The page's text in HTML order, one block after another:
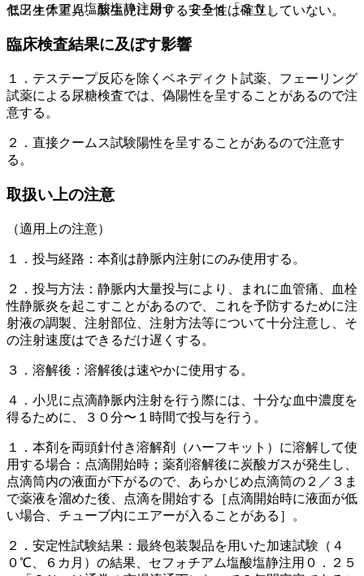
セフォチアム塩酸塩静注用０．２５ｇ「ＳＮ」
低出生体重児、新生児に対する安全性は確立していない。
臨床検査結果に及ぼす影響
１．テステープ反応を除くベネディクト試薬、フェーリング
試薬による尿糖検査では、偽陽性を呈することがあるので注
意する。
２．直接クームス試験陽性を呈することがあるので注意す
る。
取扱い上の注意
（適用上の注意）
１．投与経路：本剤は静脈内注射にのみ使用する。
２．投与方法：静脈内大量投与により、まれに血管痛、血栓
性静脈炎を起こすことがあるので、これを予防するために注
射液の調製、注射部位、注射方法等について十分注意し、そ
の注射速度はできるだけ遅くする。
３．溶解後：溶解後は速やかに使用する。
４．小児に点滴静脈内注射を行う際には、十分な血中濃度を
得るために、３０分〜１時間で投与を行う。
１．本剤を両頭針付き溶解剤（ハーフキット）に溶解して使
用する場合：点滴開始時；薬剤溶解後に炭酸ガスが発生し、
点滴筒内の液面が下がるので、あらかじめ点滴筒の２／３ま
で薬液を溜めた後、点滴を開始する［点滴開始時に液面が低
い場合、チューブ内にエアーが入ることがある］。
２．安定性試験結果：最終包装製品を用いた加速試験（４
０℃、６カ月）の結果、セフォチアム塩酸塩静注用０．２５